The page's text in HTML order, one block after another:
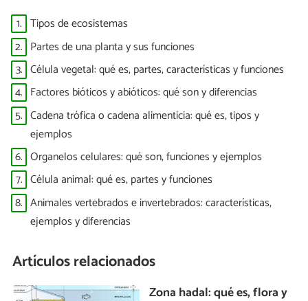
1. Tipos de ecosistemas
2. Partes de una planta y sus funciones
3. Célula vegetal: qué es, partes, características y funciones
4. Factores bióticos y abióticos: qué son y diferencias
5. Cadena trófica o cadena alimenticia: qué es, tipos y
ejemplos
6. Organelos celulares: qué son, funciones y ejemplos
7. Célula animal: qué es, partes y funciones
8. Animales vertebrados e invertebrados: características,
ejemplos y diferencias
Artículos relacionados
Zona hadal: qué es, flora y